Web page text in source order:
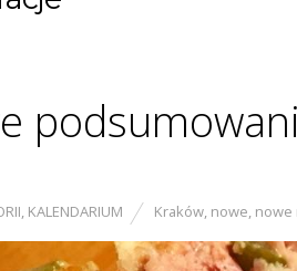
, KALENDARIUM Kraków, nowe, nowe